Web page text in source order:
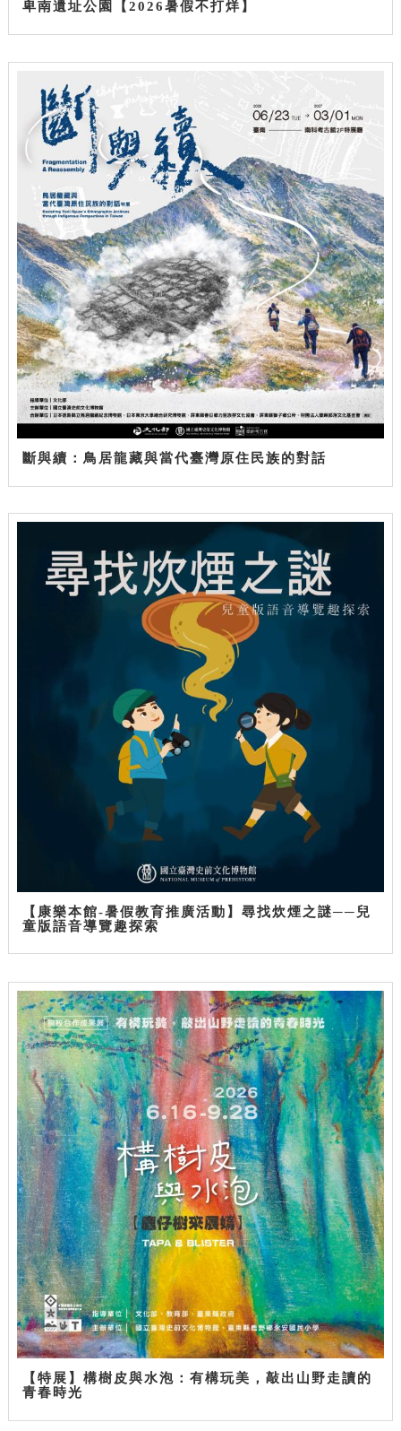
卑南遺址公園【2026暑假不打烊】
斷與續：鳥居龍藏與當代臺灣原住民族的對話
【康樂本館-暑假教育推廣活動】尋找炊煙之謎──兒
童版語音導覽趣探索
【特展】構樹皮與水泡：有構玩美，敲出山野走讀的
青春時光